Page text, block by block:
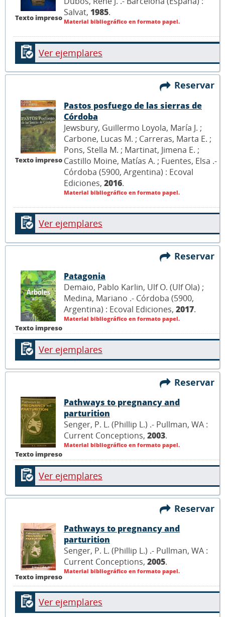
Texto impreso Salvat, 1985.
Material bibliográfico en formato papel.
Ver ejemplares
Reservar
Texto impreso
Pastos posfuego de las sierras de
Córdoba
Jewsbury, Guillermo Loyola, María J. ;
Carbone, Lucas M. ; Carreras, Marta E. ;
Pons, Stella M. ; Martinat, Jimena E. ;
Castillo Moine, Matías A. ; Fuentes, Elsa .-
Córdoba (5900, Argentina) : Ecoval
Ediciones, 2016.
Material bibliográfico en formato papel.
Ver ejemplares
Reservar
Texto impreso
Patagonia
Demaio, Pablo Karlin, Ulf O. (Ulf Ola) ;
Medina, Mariano .- Córdoba (5900,
Argentina) : Ecoval Ediciones, 2017.
Material bibliográfico en formato papel.
Ver ejemplares
Reservar
Texto impreso
Pathways to pregnancy and
parturition
Senger, P. L. (Phillip L.) .- Pullman, WA :
Current Conceptions, 2003.
Material bibliográfico en formato papel.
Ver ejemplares
Reservar
Texto impreso
Pathways to pregnancy and
parturition
Senger, P. L. (Phillip L.) .- Pullman, WA :
Current Conceptions, 2005.
Material bibliográfico en formato papel.
Ver ejemplares